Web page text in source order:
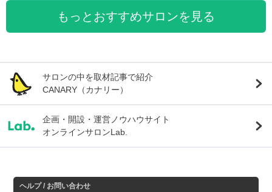
もっとおすすめサロンを見る
サロンの中を取材記事で紹介
CANARY（カナリー）
企画・開設・運営ノウハウサイト
オンラインサロンLab.
ヘルプ / お問い合わせ